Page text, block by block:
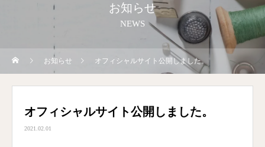
お知らせ
NEWS
お知らせ オフィシャルサイト公開しました。
オフィシャルサイト公開しました。
2021.02.01